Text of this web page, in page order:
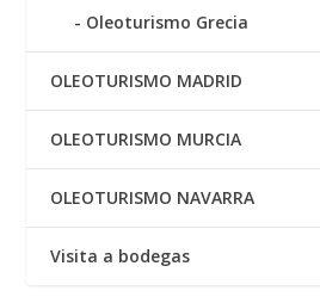
Oleoturismo Grecia
OLEOTURISMO MADRID
OLEOTURISMO MURCIA
OLEOTURISMO NAVARRA
Visita a bodegas